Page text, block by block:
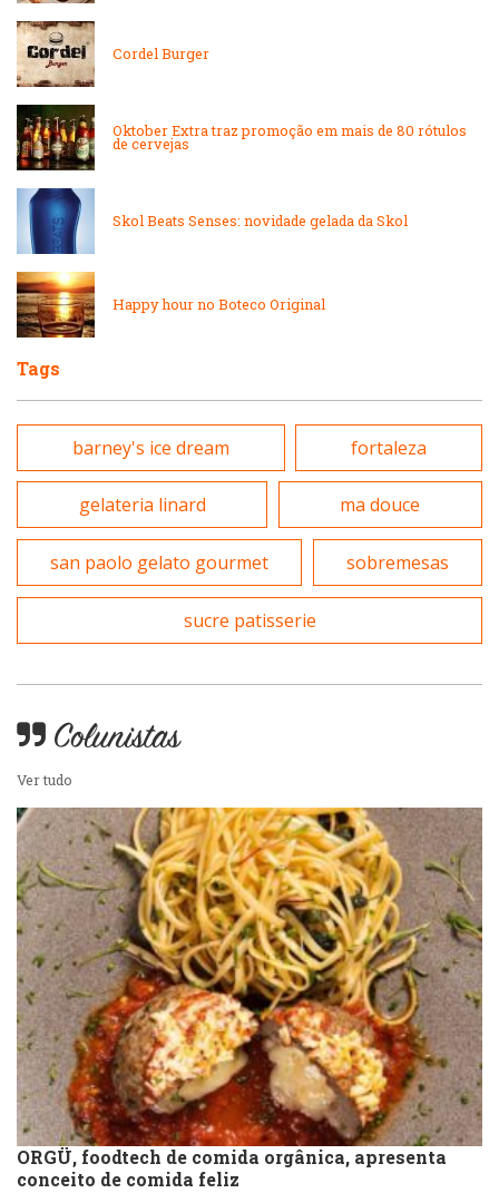
Lanchonetes
Massas
Portuguesa
Self-service
Sobremesas e sorvetes
Peixes e Frutos do Mar
Pizzarias
Portuguesa
Variados
Cordel Burger
Oktober Extra traz promoção em mais de 80 rótulos
de cervejas
Skol Beats Senses: novidade gelada da Skol
Happy hour no Boteco Original
Tags
barney's ice dream fortaleza
gelateria linard ma douce
san paolo gelato gourmet sobremesas
sucre patisserie
Colunistas
Ver tudo
ORGÜ, foodtech de comida orgânica, apresenta
conceito de comida feliz